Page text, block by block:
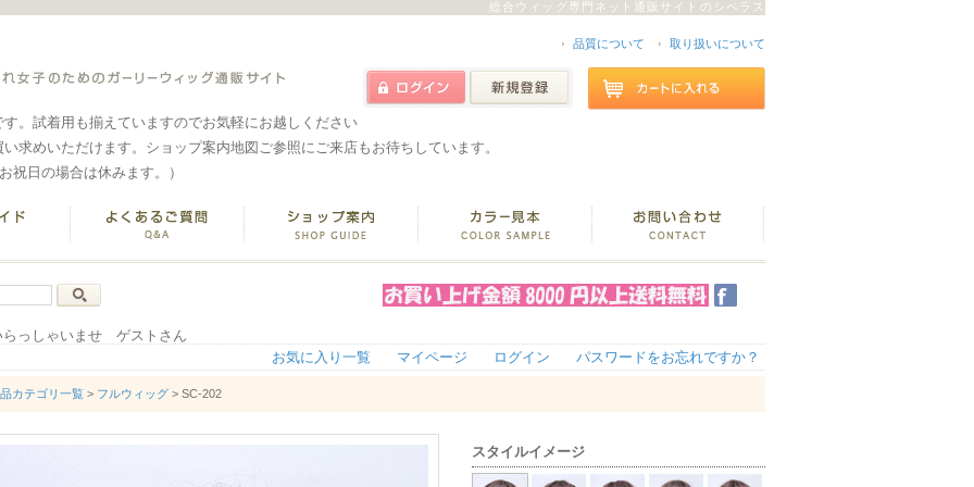
総合ウィッグ専門ネット通販サイトのシペラス
品質について 取り扱いについて
。試着用も揃えていますのでお気軽にお越しください
求めいただけます。ショップ案内地図ご参照にご来店もお待ちしています。
祝日の場合は休みます。）
らっしゃいませ ゲストさん
お気に入り一覧
マイページ ログイン パスワードをお忘れですか？
カテゴリ一覧 > フルウィッグ > SC-202
スタイルイメージ